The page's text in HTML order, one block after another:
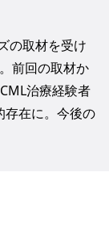
の取材を受け
前回の取材か
治療経験者
存在に。今後の